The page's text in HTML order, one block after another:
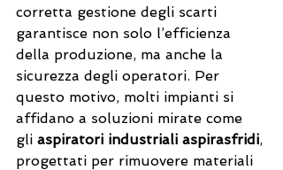
corretta gestione degli scarti
garantisce non solo l’efficienza
della produzione, ma anche la
sicurezza degli operatori. Per
questo motivo, molti impianti si
affidano a soluzioni mirate come
gli aspiratori industriali aspirasfridi,
progettati per rimuovere materiali